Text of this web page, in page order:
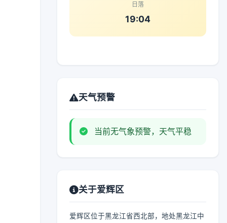
日落
19:04
天气预警
当前无气象预警，天气平稳
关于爱辉区
爱辉区位于黑龙江省西北部，地处黑龙江中